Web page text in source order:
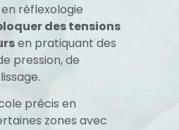
réflexologie
des tensions
en pratiquant des
pression, de
précis en
zones avec